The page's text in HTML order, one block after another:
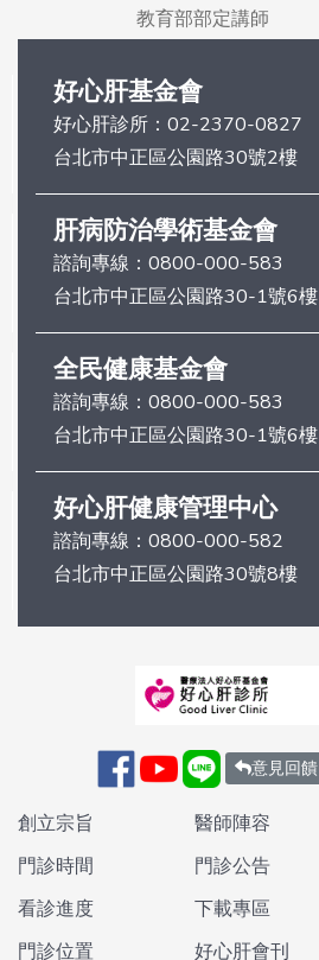
教育部部定講師
好心肝基金會
好心肝診所： 02-2370-0827
台北市中正區公園路30號2樓
肝病防治學術基金會
諮詢專線： 0800-000-583
台北市中正區公園路30-1號6樓
全民健康基金會
諮詢專線： 0800-000-583
台北市中正區公園路30-1號6樓
好心肝健康管理中心
諮詢專線： 0800-000-582
台北市中正區公園路30號8樓
意見回饋
創立宗旨
門診時間
看診進度
門診位置
醫師陣容
門診公告
下載專區
好心肝會刊